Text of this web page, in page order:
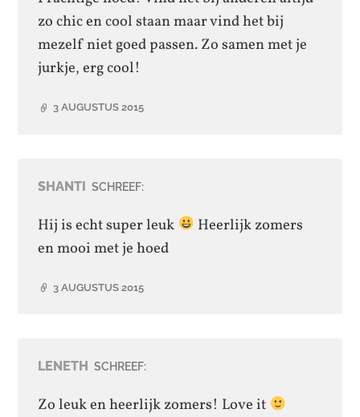
zo chic en cool staan maar vind het bij
mezelf niet goed passen. Zo samen met je
jurkje, erg cool!
3 AUGUSTUS 2015
SHANTI SCHREEF:
Hij is echt super leuk
Heerlijk zomers
en mooi met je hoed
3 AUGUSTUS 2015
LENETH SCHREEF:
Zo leuk en heerlijk zomers! Love it